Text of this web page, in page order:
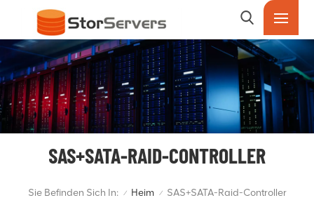
SAS+SATA-RAID-CONTROLLER
Sie Befinden Sich In: / Heim / SAS+SATA-Raid-Controller